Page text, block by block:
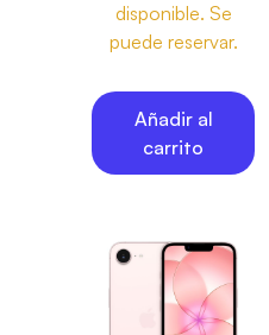
disponible. Se
puede reservar.
Añadir al
carrito